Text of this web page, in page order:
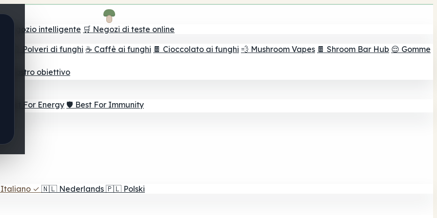
il negozio intelligente 🛒 Negozi di teste online
🫙 Polveri di funghi ☕ Caffè ai funghi 🍫 Cioccolato ai funghi 💨 Mushroom Vapes 🍫 Shroom Bar Hub 😌 Gomme
il vostro obiettivo
⚡ Best For Energy 🛡️ Best For Immunity
Italiano ✓ 🇳🇱 Nederlands 🇵🇱 Polski